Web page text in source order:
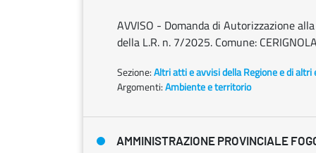
AVVISO - Domanda di Autorizzazione
della L.R. n. 7/2025. Comune:
Sezione:Altri atti e avvisi della Regione e di
Argomenti:Ambiente e territorio
AMMINISTRAZIONE PROVINCIALE